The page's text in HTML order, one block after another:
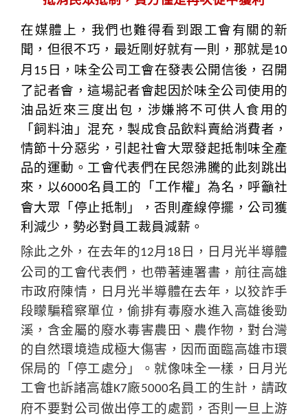
在媒體上，我們也難得看到跟工會有關的新
聞，但很不巧，最近剛好就有一則，那就是10
月 15 日，味全公司工會在發表公開信後，召開
了記者會，這場記者會起因於味全公司使用的
油品近來三度出包，涉嫌將不可供人食用的
「飼料油」混充，製成食品飲料賣給消費者，
情節十分惡劣，引起社會大眾發起抵制味全產
品的運動。工會代表們在民怨沸騰的此刻跳出
來，以6000名員工的「工作權」為名，呼籲社
會大眾「停止抵制」，否則產線停擺，公司獲
利減少，勢必對員工裁員減薪。
除此之外，在去年的12月 18 日，日月光半導體
公司的工會代表們，也帶著連署書，前往高雄
市政府陳情，日月光半導體在去年，以狡詐手
段矇騙稽察單位，偷排有毒廢水進入高雄後勁
溪，含金屬的廢水毒害農田、農作物，對台灣
的自然環境造成極大傷害，因而面臨高雄市環
保局的「停工處分」。就像味全一樣，日月光
工會也訴諸高雄K7廠5000名員工的生計，請政
府不要對公司做出停工的處罰，否則一旦上游